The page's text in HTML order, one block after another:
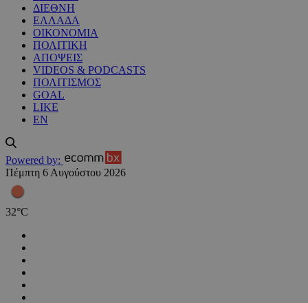
ΔΙΕΘΝΗ
ΕΛΛΑΔΑ
ΟΙΚΟΝΟΜΙΑ
ΠΟΛΙΤΙΚΗ
ΑΠΟΨΕΙΣ
VIDEOS & PODCASTS
ΠΟΛΙΤΙΣΜΟΣ
GOAL
LIKE
EN
Powered by:
Πέμπτη 6 Αυγούστου 2026
32°C